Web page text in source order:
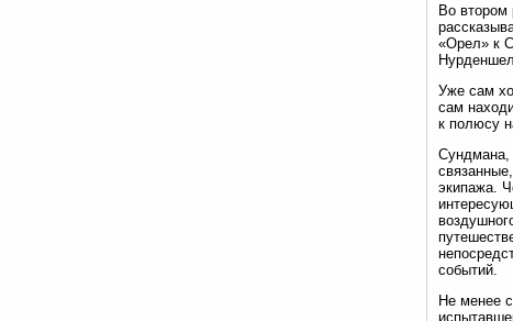
Во втором
«Орел» к
Уже сам
сам
к полюсу
Сундмана,
экипажа.
событий.
Не менее